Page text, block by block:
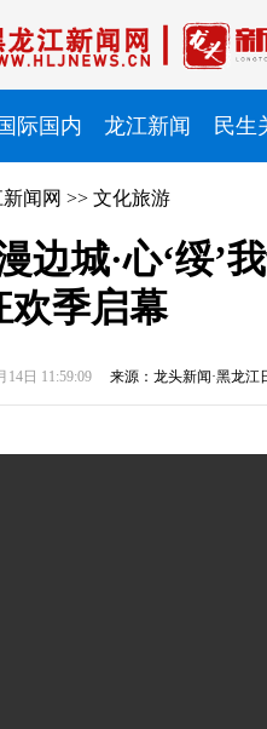
国际国内 龙江新闻 民生
闻网 >> 文化旅游
边城·心‘绥’
欢季启幕
14日 11:59:09 来源：龙头新闻·黑龙江